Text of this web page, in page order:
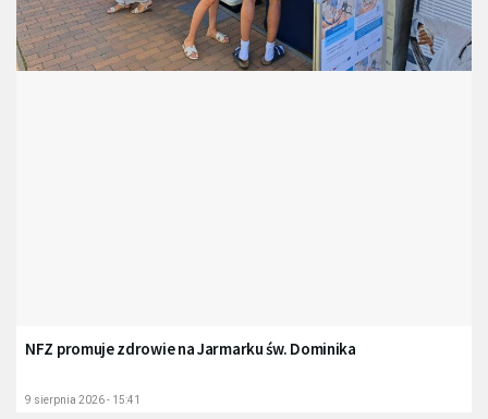
NFZ promuje zdrowie na Jarmarku św. Dominika
9 sierpnia 2026 - 15:41